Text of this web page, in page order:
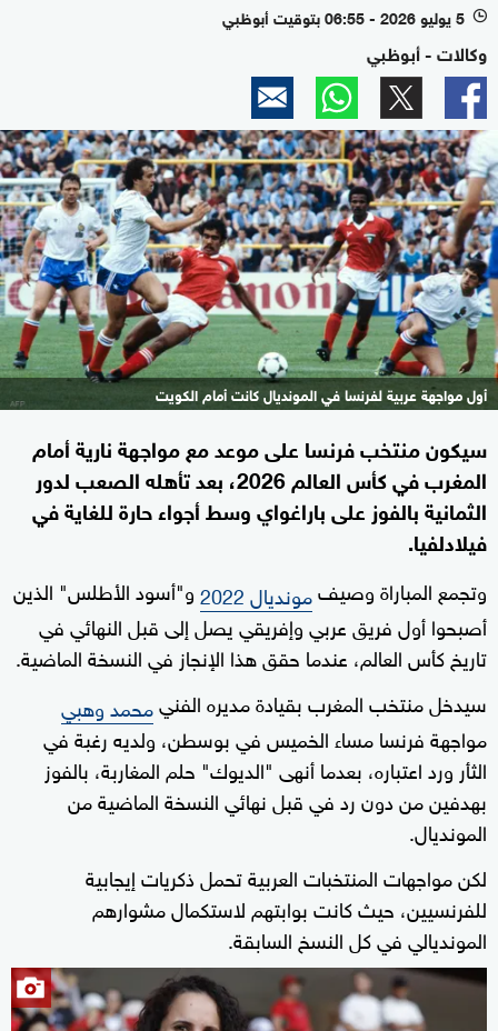
l 5 يوليو 2026 - 06:55 بتوقيت أبوظبي
وكالات - أبوظبي
أول مواجهة عربية لفرنسا في المونديال كانت أمام الكويت
سيكون منتخب فرنسا على موعد مع مواجهة نارية أمام
المغرب في كأس العالم 2026، بعد تأهله الصعب لدور
الثمانية بالفوز على باراغواي وسط أجواء حارة للغاية في
فيلادلفيا.
وتجمع المباراة وصيفمونديال 2022
و"أسود الأطلس" الذين
أصبحوا أول فريق عربي وإفريقي يصل إلى قبل النهائي في
تاريخ كأس العالم، عندما حقق هذا الإنجاز في النسخة الماضية.
سيدخل منتخب المغرب بقيادة مديره الفنيمحمد وهبي
مواجهة فرنسا مساء الخميس في بوسطن، ولديه رغبة في
الثأر ورد اعتباره، بعدما أنهى "الديوك" حلم المغاربة، بالفوز
بهدفين من دون رد في قبل نهائي النسخة الماضية من
المونديال.
لكن مواجهات المنتخبات العربية تحمل ذكريات إيجابية
للفرنسيين، حيث كانت بوابتهم لاستكمال مشوارهم
المونديالي في كل النسخ السابقة.